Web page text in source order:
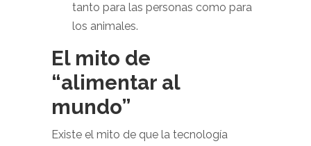
tanto para las personas como para
los animales.
El mito de
“alimentar al
mundo”
Existe el mito de que la tecnología